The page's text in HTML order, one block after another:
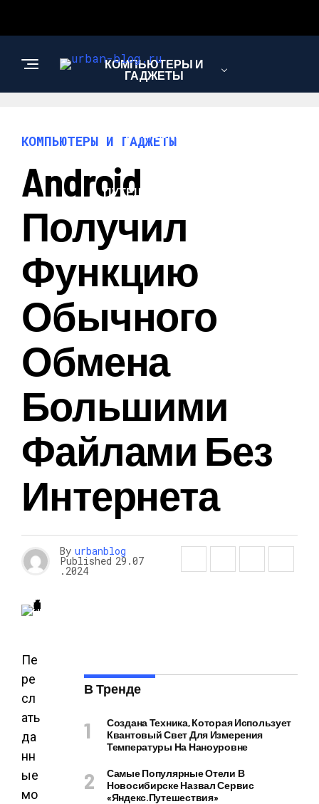
КОМПЬЮТЕРЫ И
ГАДЖЕТЫ
НОВОСТИ
ПУТЕШЕСТВИЯ И
КОМПЬЮТЕРЫ И ГАДЖЕТЫ
Android
Получил
Функцию
Обычного
Обмена
Большими
Файлами Без
Интернета
By urbanblog
Published 29.07
.2024
Пе
ре
сл
ать
да
нн
ые
мо
В Тренде
Создана Техника, Которая Использует
Квантовый Свет Для Измерения
Температуры На Наноуровне
Самые Популярные Отели В
Новосибирске Назвал Сервис
«Яндекс.Путешествия»